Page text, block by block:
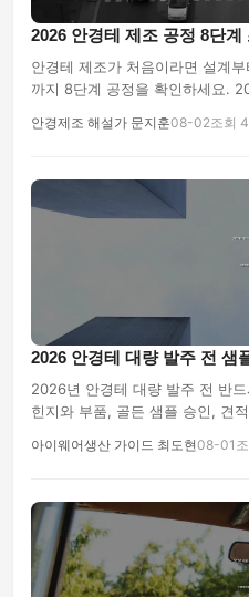
2026 안경테 제조 공정 8단
안경테 제조가 처음이라면 설계
까지 8단계 공정을 확인하세요.
안경제조 해설가 문지훈08-02조회
2026 안경테 대량 발주 전 샘
2026년 안경테 대량 발주 전 반
힌지와 부품, 골든 샘플 승인, 견
아이웨어생산 가이드 최도현08-01